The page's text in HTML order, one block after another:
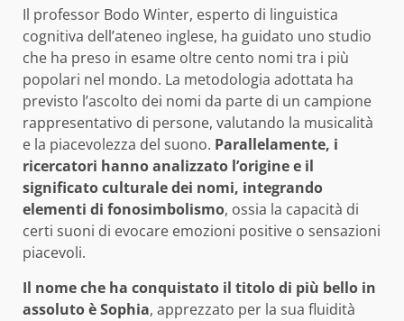
Il professor Bodo Winter, esperto di linguistica
cognitiva dell’ateneo inglese, ha guidato uno studio
che ha preso in esame oltre cento nomi tra i più
popolari nel mondo. La metodologia adottata ha
previsto l’ascolto dei nomi da parte di un campione
rappresentativo di persone, valutando la musicalità
e la piacevolezza del suono. Parallelamente, i
ricercatori hanno analizzato l’origine e il
significato culturale dei nomi, integrando
elementi di fonosimbolismo, ossia la capacità di
certi suoni di evocare emozioni positive o sensazioni
piacevoli.
Il nome che ha conquistato il titolo di più bello in
assoluto è Sophia, apprezzato per la sua fluidità